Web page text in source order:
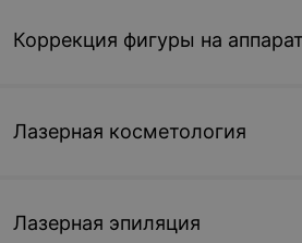
Коррекция фигуры на
Лазерная косметология
Лазерная эпиляция